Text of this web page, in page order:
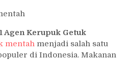
Agen Kerupuk Getuk
mentah menjadi salah satu
di Indonesia. Makanan